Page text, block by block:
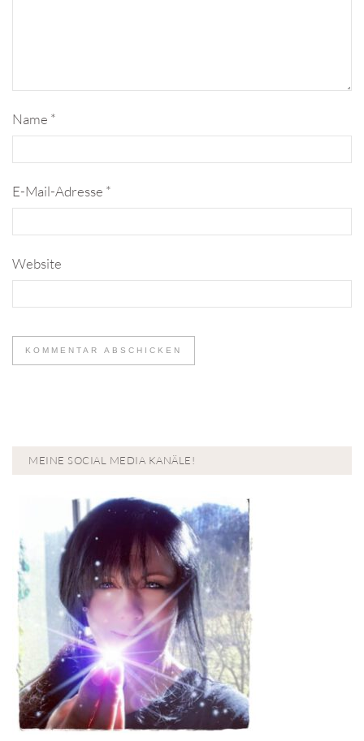
Name *
E-Mail-Adresse *
Website
MEINE SOCIAL MEDIA KANÄLE!